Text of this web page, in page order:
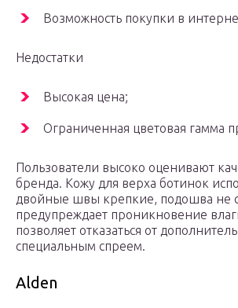
Возможность покупки в
Недостатки
Высокая цена;
Ограниченная цветовая гамма
Пользователи высоко оценивают
бренда. Кожу для верха ботинок
двойные швы крепкие, подошва не
предупреждает проникновение
позволяет отказаться от
специальным спреем.
Alden